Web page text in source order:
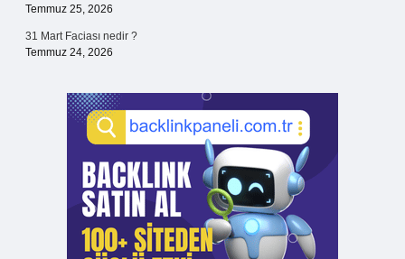
Temmuz 25, 2026
31 Mart Faciası nedir ?
Temmuz 24, 2026